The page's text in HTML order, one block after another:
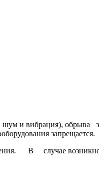
и вибрация), обрыва
запрещается.
В случае